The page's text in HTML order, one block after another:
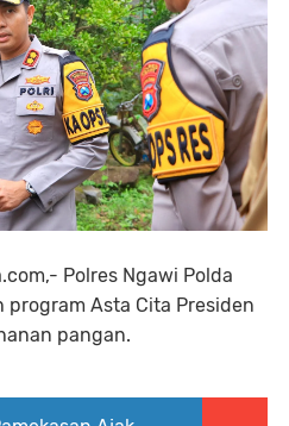
Polres Ngawi Polda
Asta Cita Presiden
pangan.